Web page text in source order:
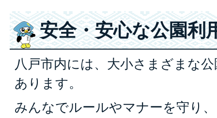
安全・安心な公園利
八戸市内には、大小さまざまな
あります。
みんなでルールやマナーを守り